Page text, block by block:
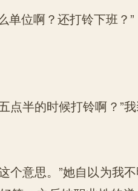
位啊？还打铃下班？”
半的时候打铃啊？”
意思。”她自以为我